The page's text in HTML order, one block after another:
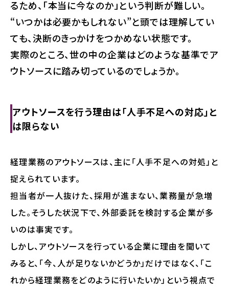
るため、「本当に今なのか」という判断が難しい。
“いつかは必要かもしれない”と頭では理解してい
ても、決断のきっかけをつかめない状態です。
実際のところ、世の中の企業はどのような基準でア
ウトソースに踏み切っているのでしょうか。
アウトソースを行う理由は「人手不足への対応」と
は限らない
経理業務のアウトソースは、主に「人手不足への対処」と
捉えられています。
担当者が一人抜けた、採用が進まない、業務量が急増
した。そうした状況下で、外部委託を検討する企業が多
いのは事実です。
しかし、アウトソースを行っている企業に理由を聞いて
みると、「今、人が足りないかどうか」だけではなく、「こ
れから経理業務をどのように行いたいか」という視点で